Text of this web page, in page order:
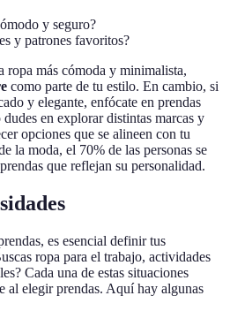
y seguro?
y patrones favoritos?
ropa más cómoda y minimalista,
como parte de tu estilo. En cambio, si
y elegante, enfócate en prendas
en explorar distintas marcas y
opciones que se alineen con tu
la moda, el 70% de las personas se
que reflejan su personalidad.
es esencial definir tus
ropa para el trabajo, actividades
Cada una de estas situaciones
al elegir prendas. Aquí hay algunas